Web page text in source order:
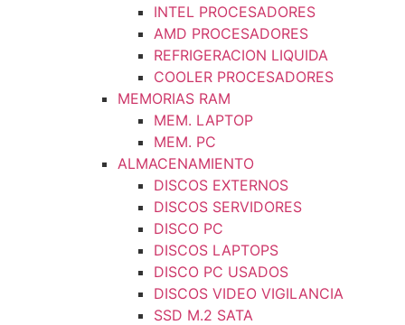
INTEL PROCESADORES
AMD PROCESADORES
REFRIGERACION LIQUIDA
COOLER PROCESADORES
MEMORIAS RAM
MEM. LAPTOP
MEM. PC
ALMACENAMIENTO
DISCOS EXTERNOS
DISCOS SERVIDORES
DISCO PC
DISCOS LAPTOPS
DISCO PC USADOS
DISCOS VIDEO VIGILANCIA
SSD M.2 SATA